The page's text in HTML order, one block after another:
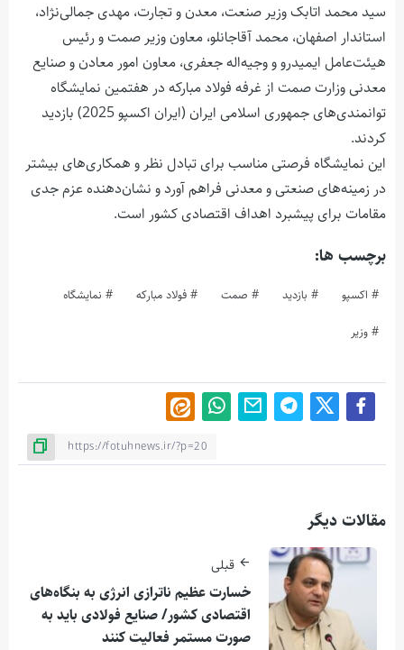
سید محمد اتابک وزیر صنعت، معدن و تجارت، مهدی جمالی‌نژاد،
استاندار اصفهان، محمد آقاجانلو، معاون وزیر صمت و رئیس
هیئت‌عامل ایمیدرو و وجیه‌اله جعفری، معاون امور معادن و صنایع
معدنی وزارت صمت از غرفه فولاد مبارکه در هفتمین نمایشگاه
توانمندی‌های جمهوری اسلامی ایران (ایران اکسپو 2025) بازدید
کردند.
این نمایشگاه فرصتی مناسب برای تبادل نظر و همکاری‌های بیشتر
در زمینه‌های صنعتی و معدنی فراهم آورد و نشان‌دهنده عزم جدی
مقامات برای پیشبرد اهداف اقتصادی کشور است.
برچسب ها:
اکسپو بازدید صمت فولاد مبارکه نمایشگاه
وزیر
مقالات دیگر
قبلی
خسارت عظیم ناترازی انرژی به بنگاه‌های
اقتصادی کشور/ صنایع فولادی باید به
صورت مستمر فعالیت کنند